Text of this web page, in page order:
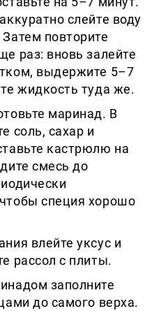
слейте воду
повторите
раз: вновь залейте
выдержите 5–7
жидкость туда же.
маринад. В
соль, сахар и
кастрюлю на
смесь до
специя хорошо
влейте уксус и
рассол с плиты.
заполните
до самого верха.